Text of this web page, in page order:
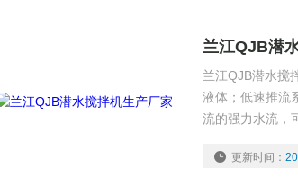
兰江QJB潜
兰江QJB潜水搅
液体；低速推流
流的强力水流，
更新时间：